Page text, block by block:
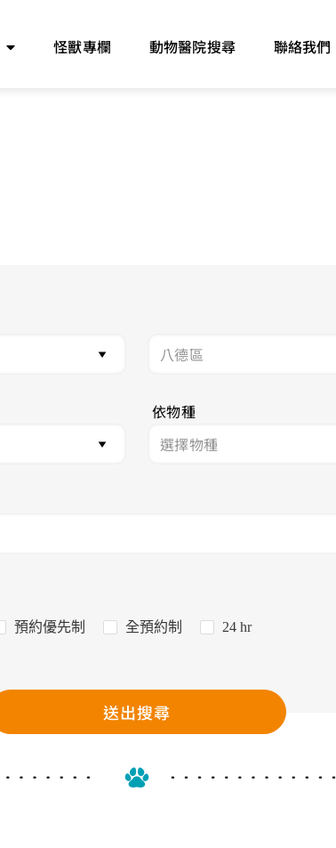
怪獸專欄 動物醫院搜尋 聯絡我們
依物種
預約優先制 全預約制 24 hr
送出搜尋